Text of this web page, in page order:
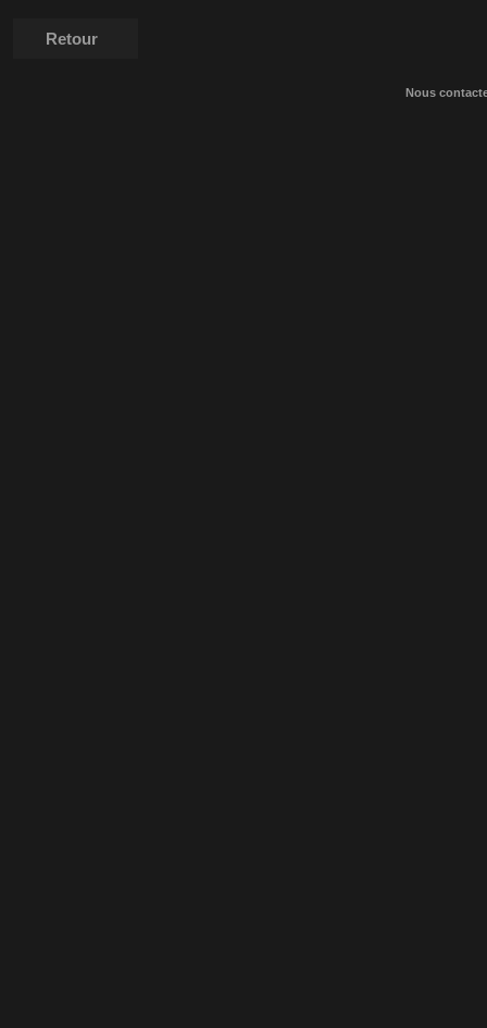
Retour
Nous